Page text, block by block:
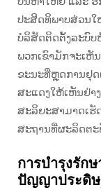
ປະສິດທິພາບສ່ວນໃ
ບໍລິສັດຕິດຕັ້ງລະບົບ
ພວກເຂົາມັກຈະເຫັ
ຂະນະທີ່ຫຼຸດການຢຸດ
ສະແດງໃຫ້ເຫັນຢ່າ
ສະລິຍະສາມາດເຮັ
ສະຖານທີ່ຜະລິດຕະ
การบำรุงรัก
ปัญญาประดิ